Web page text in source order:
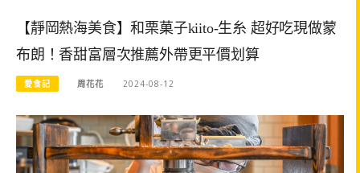
【靜岡熱海美食】和栗菓子kiito-生糸 超好吃現做蒙
布朗！香甜富層次推薦外帶更平價划算
愛食記 周花花 2024-08-12